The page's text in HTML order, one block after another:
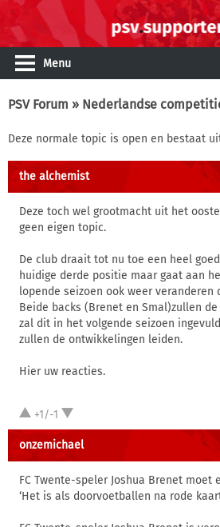
Menu
PSV Forum » Nederlandse
Deze normale topic is open en bestaat
the alchemist
Deze toch wel grootmacht uit het
geen eigen topic.
De club draait tot nu toe een heel
huidige derde positie maar gaat aan
lopende seizoen ook weer veranderen
Beide backs (Brenet en Smal)zullen
zal dit in het volgende seizoen
zullen de ontwikkelingen leiden.
Hier uw reacties.
+1/-1
onzemichael
FC Twente-speler Joshua Brenet moet
‘Het is als doorvoetballen na rode